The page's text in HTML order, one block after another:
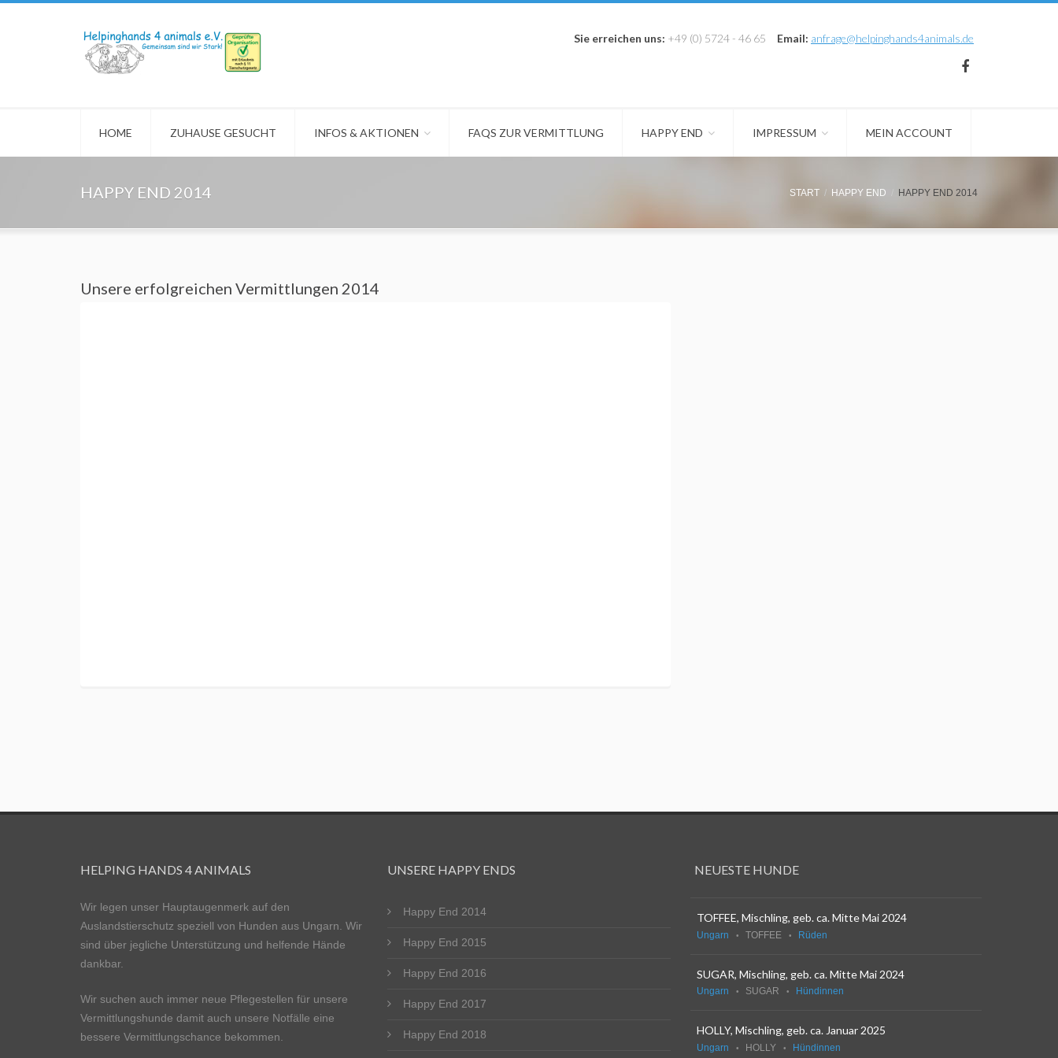
Sie erreichen uns: +49 (0) 5724 - 46 65 Email: anfrage@helpinghands4animals.de
HOME ZUHAUSE GESUCHT INFOS & AKTIONEN FAQS ZUR VERMITTLUNG HAPPY END IMPRESSUM MEIN ACCOUNT
HAPPY END 2014 START HAPPY END HAPPY END 2014
Unsere erfolgreichen Vermittlungen 2014
HELPING HANDS 4 ANIMALS
Wir legen unser Hauptaugenmerk auf den
Auslandstierschutz speziell von Hunden aus Ungarn. Wir
sind über jegliche Unterstützung und helfende Hände
dankbar.
Wir suchen auch immer neue Pflegestellen für unsere
Vermittlungshunde damit auch unsere Notfälle eine
bessere Vermittlungschance bekommen.
UNSERE HAPPY ENDS
Happy End 2014
Happy End 2015
Happy End 2016
Happy End 2017
Happy End 2018
NEUESTE HUNDE
TOFFEE, Mischling, geb. ca. Mitte Mai 2024
Ungarn TOFFEE Rüden
SUGAR, Mischling, geb. ca. Mitte Mai 2024
Ungarn SUGAR Hündinnen
HOLLY, Mischling, geb. ca. Januar 2025
Ungarn HOLLY Hündinnen